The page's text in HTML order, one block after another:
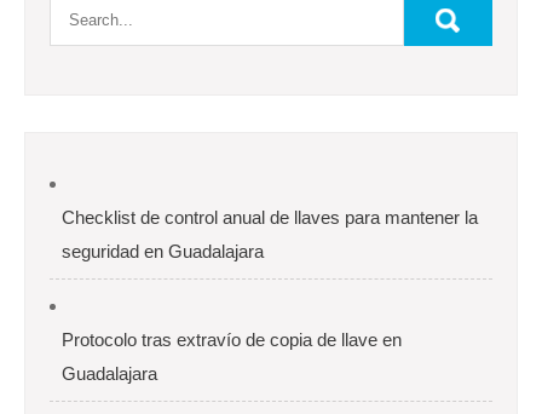
Checklist de control anual de llaves para mantener la
seguridad en Guadalajara
Protocolo tras extravío de copia de llave en
Guadalajara